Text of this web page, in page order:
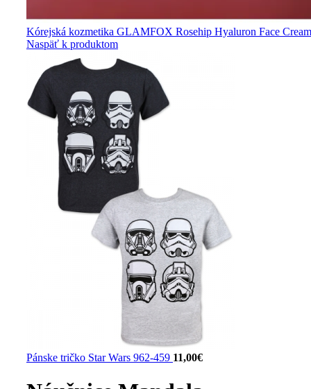
Kórejská kozmetika GLAMFOX Rosehip Hyaluron Face
Naspäť k produktom
Pánske tričko Star Wars 962-459 11,00€